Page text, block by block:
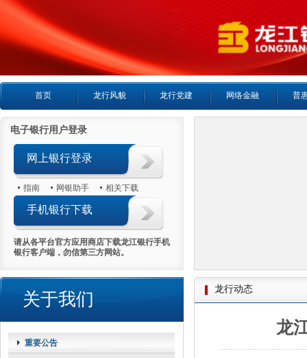
首页 龙行风貌 龙行党建 网络金融 普
电子银行用户登录
网上银行登录
指南 网银助手 相关下载
手机银行下载
请从各平台官方应用商店下载龙江银行手机
银行客户端，勿信第三方网站。
关于我们
重要公告
龙行动态
龙